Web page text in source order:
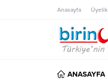
Anasayfa Üyelik
ANASAYFA